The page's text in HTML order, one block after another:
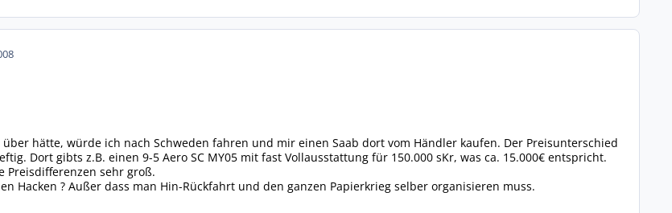
hätte, würde ich nach Schweden fahren und mir einen Saab dort vom Händler kaufen. Der Preisunterschied
Dort gibts z.B. einen 9-5 Aero SC MY05 mit fast Vollausstattung für 150.000 sKr, was ca. 15.000€ entspricht.
Preisdifferenzen sehr groß.
Hacken ? Außer dass man Hin-Rückfahrt und den ganzen Papierkrieg selber organisieren muss.